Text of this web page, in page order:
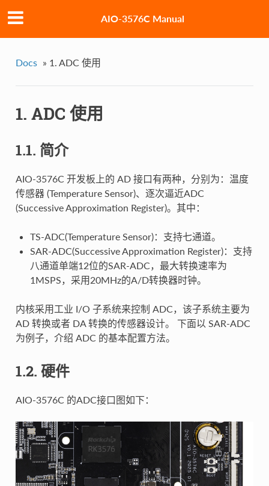
AIO-3576C Manual
Docs » 1. ADC 使用
1. ADC 使用
1.1. 简介
AIO-3576C 开发板上的 AD 接口有两种，分别为：温度
传感器 (Temperature Sensor)、逐次逼近ADC
(Successive Approximation Register)。其中：
TS-ADC(Temperature Sensor)：支持七通道。
SAR-ADC(Successive Approximation Register)：支持
八通道单端12位的SAR-ADC，最大转换速率为
1MSPS，采用20MHz的A/D转换器时钟。
内核采用工业 I/O 子系统来控制 ADC，该子系统主要为
AD 转换或者 DA 转换的传感器设计。 下面以 SAR-ADC
为例子，介绍 ADC 的基本配置方法。
1.2. 硬件
AIO-3576C 的ADC接口图如下：